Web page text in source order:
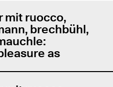
mit ruocco,
brechbühl,
as